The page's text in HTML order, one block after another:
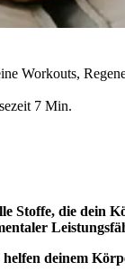
Workouts,
7 Min.
Stoffe, die dein
deinem